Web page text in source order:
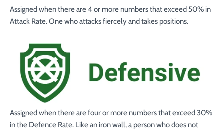
Assigned when there are4or more numbers that exceed 50% in
Attack Rate. One who attacks fiercely and takes positions.
Assigned when there arefouror more numbers that exceed30%
in the Defence Rate. Like an iron wall, a person who does not